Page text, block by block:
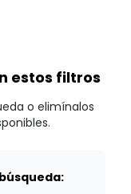
estos filtros
o elimínalos